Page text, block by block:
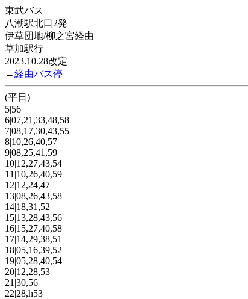
東武バス
八潮駅北口2発
伊草団地/柳之宮経由
草加駅行
2023.10.28改定
→経由バス停
(平日)
5|56
6|07,21,33,48,58
7|08,17,30,43,55
8|10,26,40,57
9|08,25,41,59
10|12,27,43,54
11|10,26,40,59
12|12,24,47
13|08,26,43,58
14|18,31,52
15|13,28,43,56
16|15,27,40,58
17|14,29,38,51
18|05,16,39,52
19|05,28,40,54
20|12,28,53
21|30,56
22|28,h53